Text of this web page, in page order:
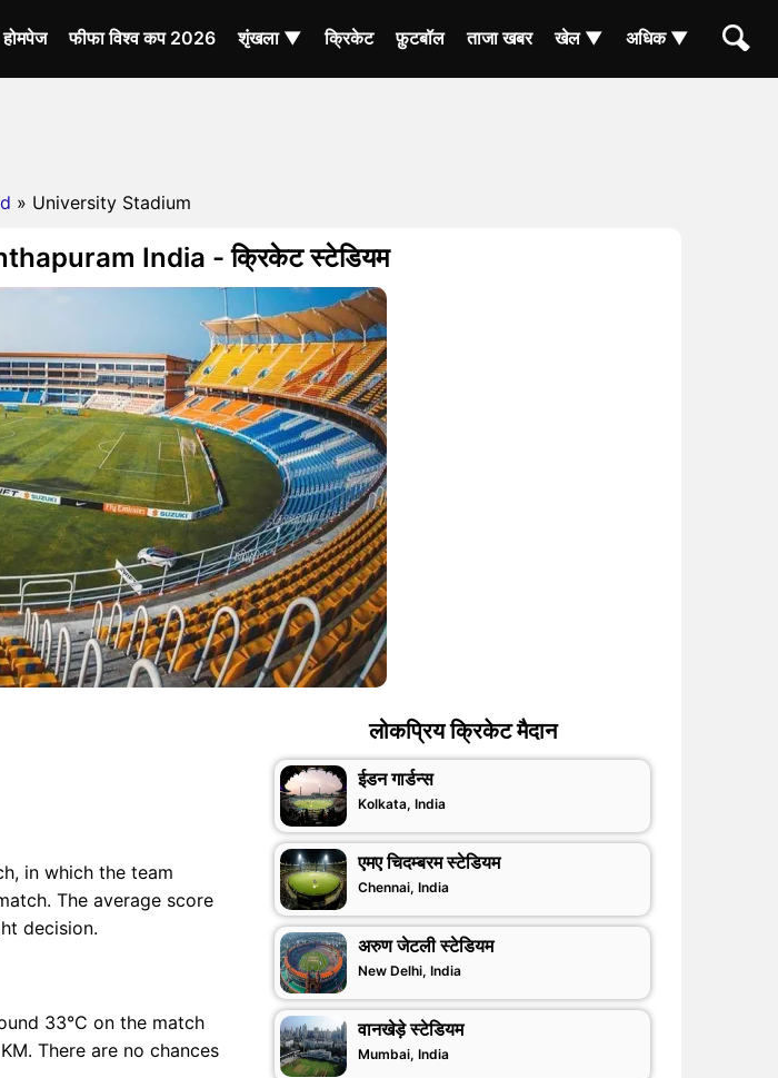
होमपेज फीफा विश्व कप 2026 शृंखला ▼ क्रिकेट फ़ुटबॉल ताजा खबर खेल ▼ अधिक ▼
» University Stadium
India - क्रिकेट स्टेडियम
in which the team
The average score
decision.
33°C on the match
There are no chances
लोकप्रिय क्रिकेट मैदान
ईडन गार्डन्स
Kolkata, India
एमए चिदम्बरम स्टेडियम
Chennai, India
अरुण जेटली स्टेडियम
New Delhi, India
वानखेड़े स्टेडियम
Mumbai, India